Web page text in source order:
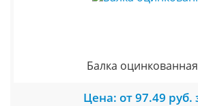
Балка оцинкованная
Цена: от 97.49 руб.